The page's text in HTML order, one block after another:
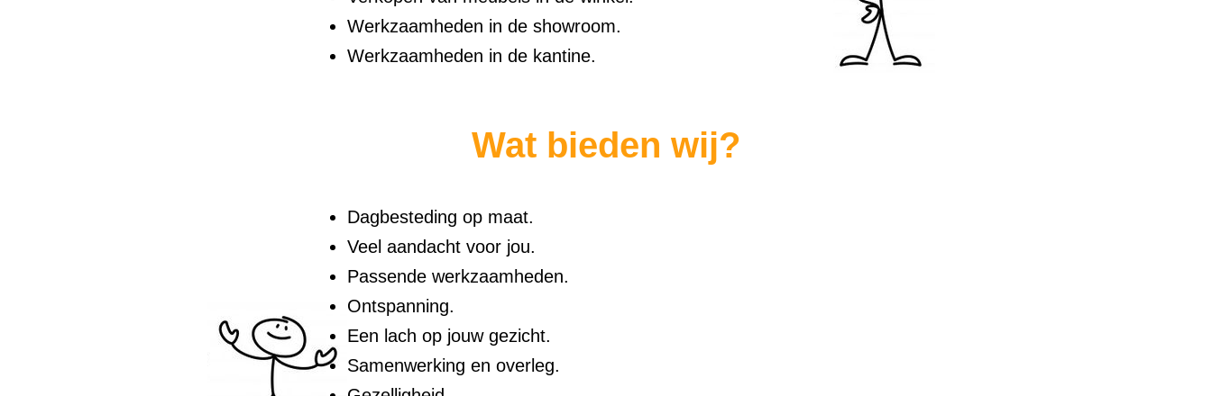
Werkzaamheden in de showroom.
Werkzaamheden in de kantine.
Wat bieden wij?
Dagbesteding op maat.
Veel aandacht voor jou.
Passende werkzaamheden.
Ontspanning.
Een lach op jouw gezicht.
Samenwerking en overleg.